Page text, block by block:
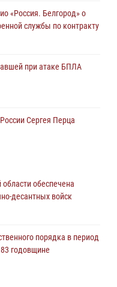
«Россия. Белгород» о
службы по контракту
при атаке БПЛА
Сергея Перца
полковник Владислав
обеспечена
десантных войск
порядка в период
годовщине